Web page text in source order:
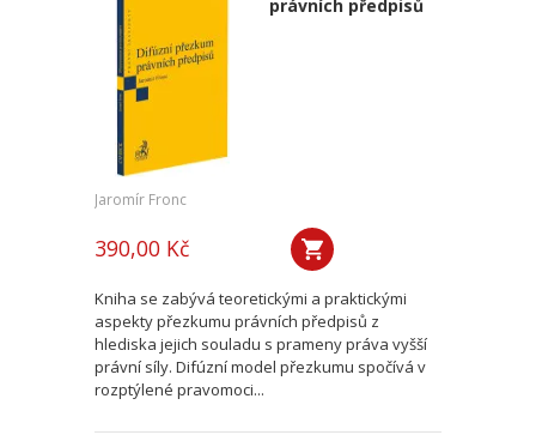
právních předpisů
Jaromír Fronc
390,00 Kč
Kniha se zabývá teoretickými a praktickými
aspekty přezkumu právních předpisů z
hlediska jejich souladu s prameny práva vyšší
právní síly. Difúzní model přezkumu spočívá v
rozptýlené pravomoci...